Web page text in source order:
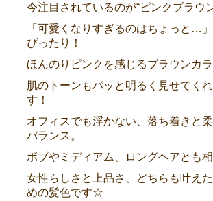
今注目されているのが“ピンクブラウン
「可愛くなりすぎるのはちょっと…
ぴったり！
ほんのりピンクを感じるブラウンカラ
肌のトーンもパッと明るく見せてく
す！
オフィスでも浮かない、落ち着きと
バランス。
ボブやミディアム、ロングヘアとも
女性らしさと上品さ、どちらも叶え
めの髪色です☆